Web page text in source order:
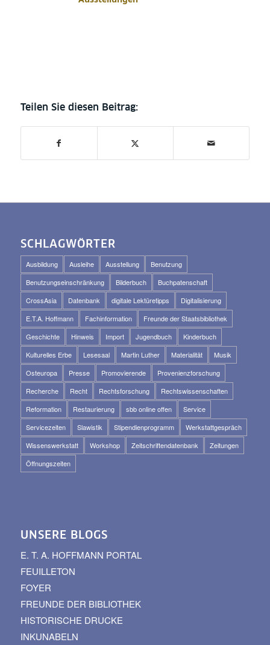
SCHLAGWÖRTER
Ausbildung Ausleihe Ausstellung
Benutzung
Benutzungseinschränkung
Bilderbuch
Buchpatenschaft
CrossAsia
Datenbank digitale Lektüretipps
Digitalisierung
E.T.A. Hoffmann
Fachinformation
Freunde der Staatsbibliothek
Geschichte
Hinweis Import Jugendbuch
Kinderbuch
Kulturelles Erbe
Lesesaal Martin Luther Materialität
Musik
Osteuropa
Presse Promovierende
Provenienzforschung
Recherche
Recht Rechtsforschung
Rechtswissenschaften
Reformation
Restaurierung sbb online offen
Service
Servicezeiten
Slawistik Stipendienprogramm
Werkstattgespräch
Wissenswerkstatt
Workshop Zeitschriftendatenbank
Zeitungen
Öffnungszeiten
UNSERE BLOGS
E. T. A. HOFFMANN PORTAL
FEUILLETON
FOYER
FREUNDE DER BIBLIOTHEK
HISTORISCHE DRUCKE
INKUNABELN